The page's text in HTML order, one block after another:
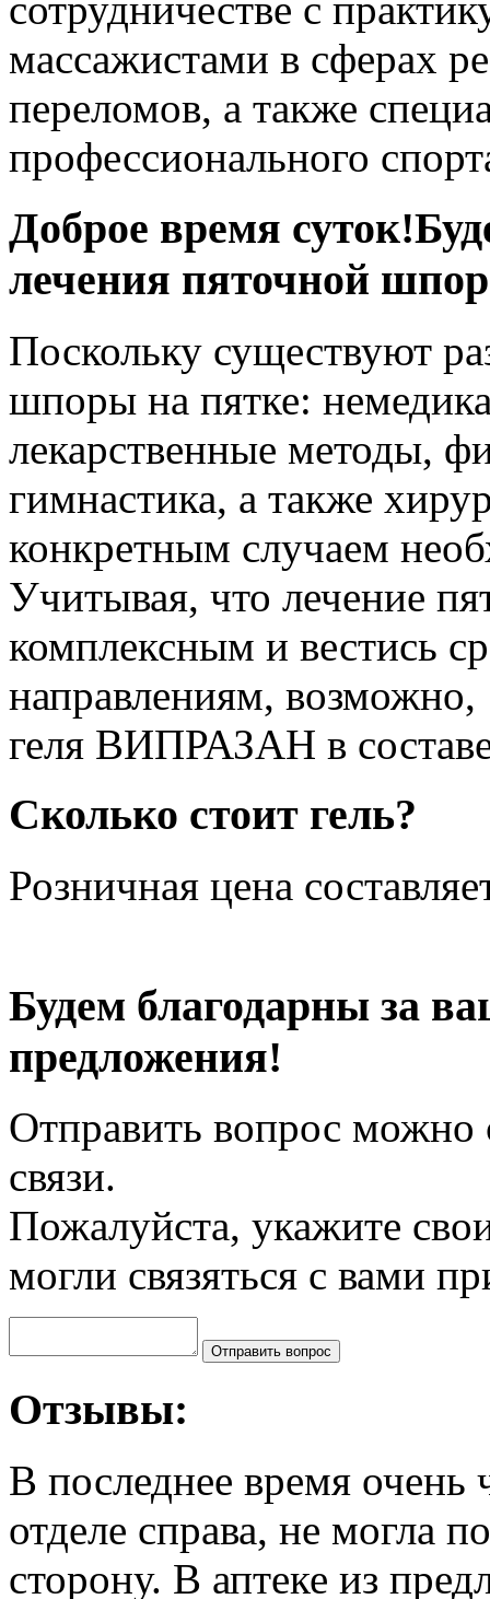
сотрудничестве с
массажистами в сферах
переломов, а также
профессионального
Доброе время
лечения пяточной
Поскольку существуют
шпоры на пятке:
лекарственные методы,
гимнастика, а также
конкретным случаем
Учитывая, что лечение
комплексным и вестись
направлениям,
геля ВИПРАЗАН в
Сколько стоит гель?
Розничная цена
Будем благодарны за
предложения!
Отправить вопрос
связи.
Пожалуйста, укажите
могли связяться с вами
Отзывы:
В последнее время
отделе справа, не могла
сторону. В аптеке из